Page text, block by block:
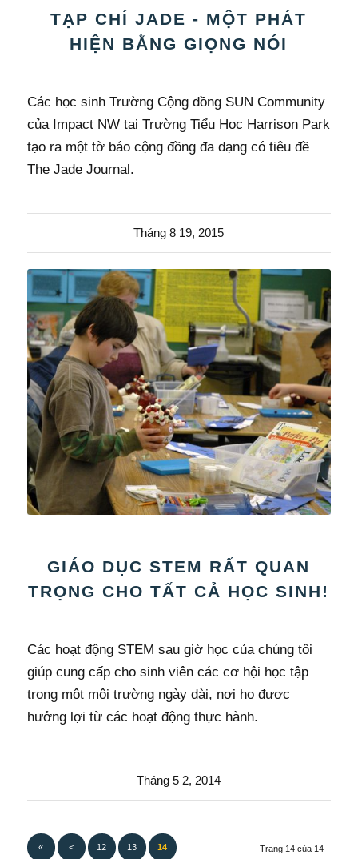
TẠP CHÍ JADE - MỘT PHÁT
HIỆN BẰNG GIỌNG NÓI
Các học sinh Trường Cộng đồng SUN Community
của Impact NW tại Trường Tiểu Học Harrison Park
tạo ra một tờ báo cộng đồng đa dạng có tiêu đề
The Jade Journal.
Tháng 8 19, 2015
GIÁO DỤC STEM RẤT QUAN
TRỌNG CHO TẤT CẢ HỌC SINH!
Các hoạt động STEM sau giờ học của chúng tôi
giúp cung cấp cho sinh viên các cơ hội học tập
trong một môi trường ngày dài, nơi họ được
hưởng lợi từ các hoạt động thực hành.
Tháng 5 2, 2014
Trang 14 của 14
« < 12 13 14